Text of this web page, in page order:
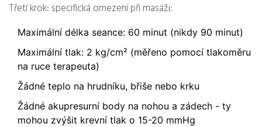
Třetí krok: specifická omezení při masáži:
Maximální délka seance: 60 minut (nikdy 90 minut)
Maximální tlak: 2 kg/cm² (měřeno pomocí tlakoměru
na ruce terapeuta)
Žádné teplo na hrudníku, břiše nebo krku
Žádné akupresurní body na nohou a zádech - ty
mohou zvýšit krevní tlak o 15-20 mmHg